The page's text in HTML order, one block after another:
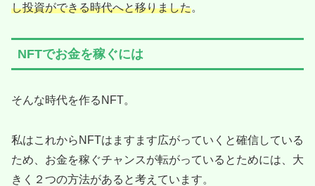
し投資ができる時代へと移りました。
NFTでお金を稼ぐには
そんな時代を作るNFT。
私はこれからNFTはますます広がっていくと確信している
ため、お金を稼ぐチャンスが転がっているとためには、大
きく２つの方法があると考えています。